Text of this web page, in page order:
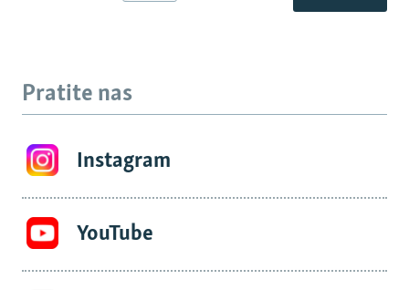
Pratite nas
Instagram
YouTube